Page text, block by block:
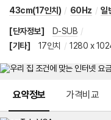
43cm(17인치) / 60Hz / 일
[단자정보] D-SUB /
[기타]
17인치 / 1280 x
요약정보 가격비교